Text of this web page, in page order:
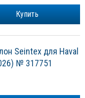
Купить
Seintex для Haval
№ 317751